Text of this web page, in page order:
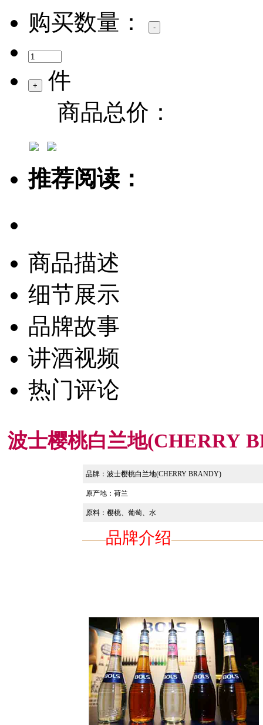
购买数量：
件
商品总价：
推荐阅读：
商品描述
细节展示
品牌故事
讲酒视频
热门评论
波士樱桃白兰地(CHERRY
品牌： 波士樱桃白兰地(CHERRY BRANDY)
原产地： 荷兰
原料： 樱桃、葡萄、水
品牌介绍